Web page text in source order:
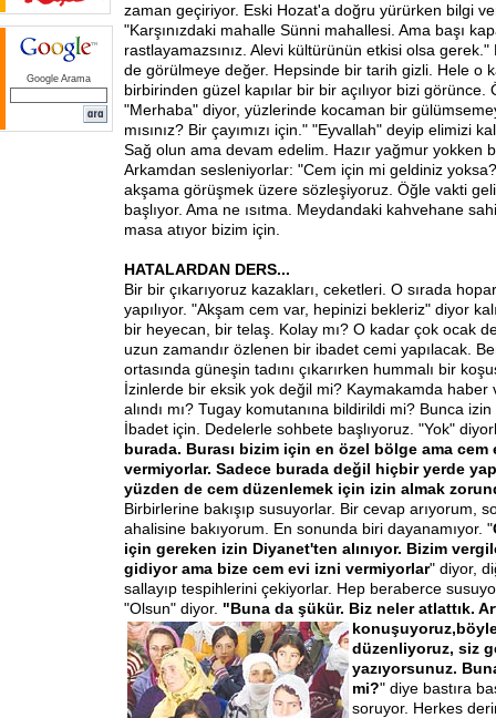
Google Arama
zaman geçiriyor. Eski Hozat'a doğru yürürken bilgi
"Karşınızdaki mahalle Sünni mahallesi. Ama başı
rastlayamazsınız. Alevi kültürünün etkisi olsa
de görülmeye değer. Hepsinde bir tarih gizli. Hele o
birbirinden güzel kapılar bir bir açılıyor bizi görünce.
"Merhaba" diyor, yüzlerinde kocaman bir
mısınız? Bir çayımızı için." "Eyvallah" deyip elimizi
Sağ olun ama devam edelim. Hazır yağmur yokken
Arkamdan sesleniyorlar: "Cem için mi geldiniz
akşama görüşmek üzere sözleşiyoruz. Öğle vakti
başlıyor. Ama ne ısıtma. Meydandaki kahvehane
masa atıyor bizim için.
HATALARDAN DERS...
Bir bir çıkarıyoruz kazakları, ceketleri. O sırada
yapılıyor. "Akşam cem var, hepinizi bekleriz" diyor
bir heyecan, bir telaş. Kolay mı? O kadar çok ocak
uzun zamandır özlenen bir ibadet cemi yapılacak.
ortasında güneşin tadını çıkarırken hummalı bir
İzinlerde bir eksik yok değil mi? Kaymakamda haber
alındı mı? Tugay komutanına bildirildi mi? Bunca
İbadet için. Dedelerle sohbete başlıyoruz. "Yok"
burada. Burası bizim için en özel bölge ama cem
vermiyorlar. Sadece burada değil hiçbir yerde
yüzden de cem düzenlemek için izin almak
Birbirlerine bakışıp susuyorlar. Bir cevap arıyorum,
ahalisine bakıyorum. En sonunda biri dayanamıyor. "
için gereken izin Diyanet'ten alınıyor. Bizim
gidiyor ama bize cem evi izni vermiyorlar" diyor,
sallayıp tespihlerini çekiyorlar. Hep beraberce
"Olsun" diyor. "Buna da şükür. Biz neler atlattık.
konuşuyoruz,
düzenliyoruz, siz
yazıyorsunuz.
mi?" diye bastıra
soruyor. Herkes